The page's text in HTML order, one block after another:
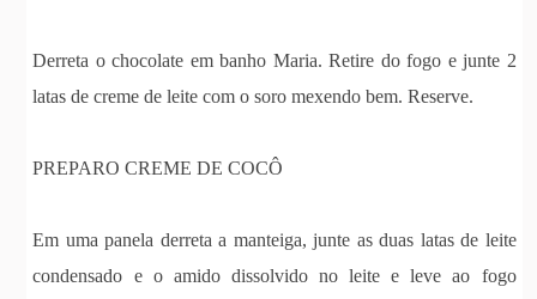
Derreta o chocolate em banho Maria. Retire do fogo e junte 2
latas de creme de leite com o soro mexendo bem. Reserve.
PREPARO CREME DE COCÔ
Em uma panela derreta a manteiga, junte as duas latas de leite
condensado e o amido dissolvido no leite e leve ao fogo